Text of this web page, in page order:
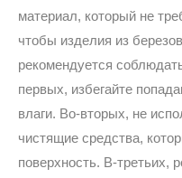
материал, который не
чтобы изделия из
рекомендуется
первых, избегайте
влаги. Во-вторых, не
чистящие средства,
поверхность. В-третьих,